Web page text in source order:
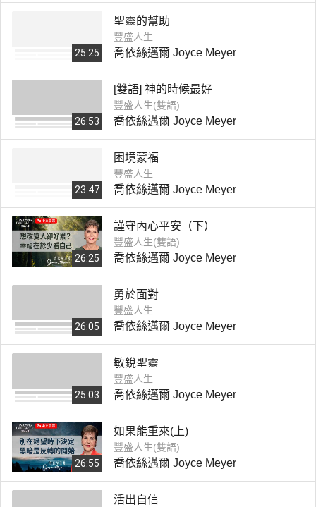
25:25
聖靈的幫助
豐盛人生
喬依絲邁爾 Joyce Meyer
26:53
[雙語] 神的時候最好
豐盛人生(雙語)
喬依絲邁爾 Joyce Meyer
23:47
困境蒙福
豐盛人生
喬依絲邁爾 Joyce Meyer
26:25
謹守內心平安（下）
豐盛人生(雙語)
喬依絲邁爾 Joyce Meyer
26:05
勇於面對
豐盛人生
喬依絲邁爾 Joyce Meyer
25:03
敏銳聖靈
豐盛人生
喬依絲邁爾 Joyce Meyer
26:55
如果能重來(上)
豐盛人生(雙語)
喬依絲邁爾 Joyce Meyer
活出自信